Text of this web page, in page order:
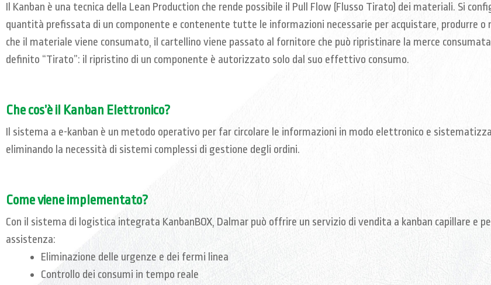
Il Kanban è una tecnica della Lean Production che rende possibile il Pull Flow (Flusso Tirato) dei materiali. Si
quantità prefissata di un componente e contenente tutte le informazioni necessarie per acquistare, produrre
che il materiale viene consumato, il cartellino viene passato al fornitore che può ripristinare la merce
definito “Tirato”: il ripristino di un componente è autorizzato solo dal suo effettivo consumo.
Che cos’è il Kanban Elettronico?
Il sistema a e-kanban è un metodo operativo per far circolare le informazioni in modo elettronico e
eliminando la necessità di sistemi complessi di gestione degli ordini.
Come viene implementato?
Con il sistema di logistica integrata KanbanBOX, Dalmar può offrire un servizio di vendita a kanban capillare e
assistenza:
Eliminazione delle urgenze e dei fermi linea
Controllo dei consumi in tempo reale